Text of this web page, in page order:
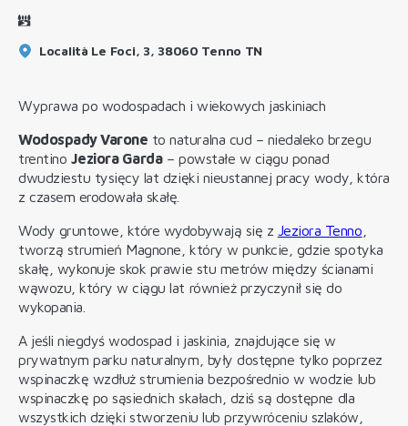
Località Le Foci, 3, 38060 Tenno TN
Wyprawa po wodospadach i wiekowych jaskiniach
Wodospady Varone to naturalna cud – niedaleko brzegu
trentino Jeziora Garda– powstałe w ciągu ponad
dwudziestu tysięcy lat dzięki nieustannej pracy wody, która
z czasem erodowała skałę.
Wody gruntowe, które wydobywają się z Jeziora Tenno
tworzą strumień Magnone, który w punkcie, gdzie spotyka
skałę, wykonuje skok prawie stu metrów między ścianami
wąwozu, który w ciągu lat również przyczynił się do
wykopania.
A jeśli niegdyś wodospad i jaskinia, znajdujące się w
prywatnym parku naturalnym, były dostępne tylko poprzez
wspinaczkę wzdłuż strumienia bezpośrednio w wodzie lub
wspinaczkę po sąsiednich skałach, dziś są dostępne dla
wszystkich dzięki stworzeniu lub przywróceniu szlaków,